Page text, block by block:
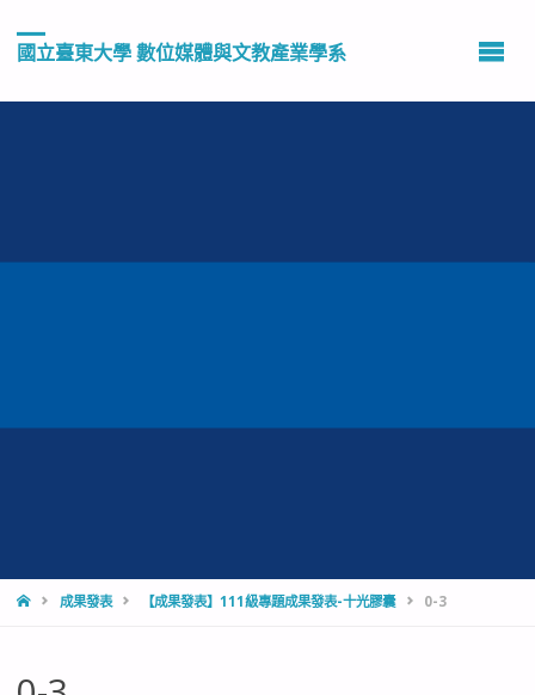
國立臺東大學 數位媒體與文教產業學系
HOME成果發表 【成果發表】111級專題成果發表-十光膠囊 0-3